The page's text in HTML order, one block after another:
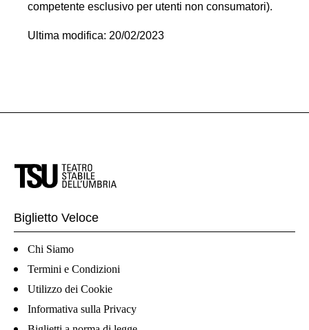
competente esclusivo per utenti non consumatori).
Ultima modifica: 20/02/2023
Biglietto Veloce
Chi Siamo
Termini e Condizioni
Utilizzo dei Cookie
Informativa sulla Privacy